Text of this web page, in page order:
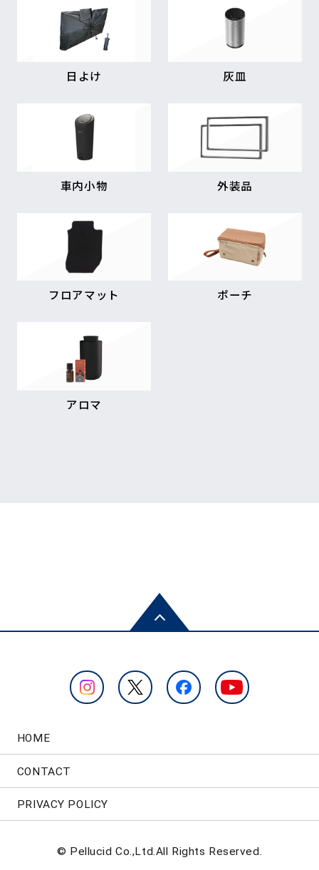
日よけ 灰皿
車内小物 外装品
フロアマット ポーチ
アロマ
HOME
CONTACT
PRIVACY POLICY
© Pellucid Co.,Ltd.All Rights Reserved.